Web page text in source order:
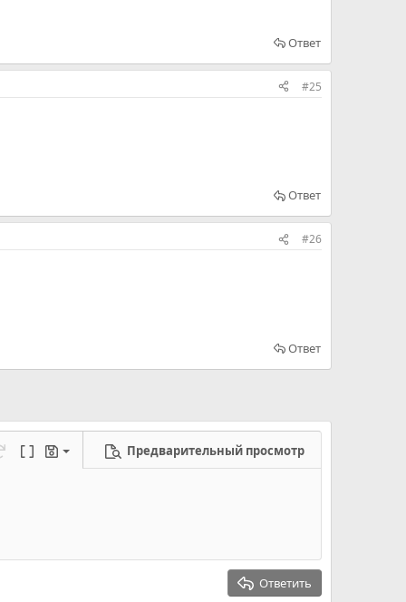
Ответ
#25
Ответ
#26
Ответ
Переключить BB код
Черновики Предварительный просмотр
Ответить